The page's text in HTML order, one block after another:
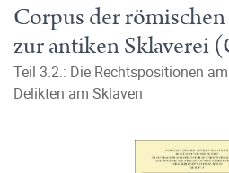
Corpus der
zur antiken Sklaverei
Teil 3.2.: Die Rechtspositionen
Delikten am Sklaven